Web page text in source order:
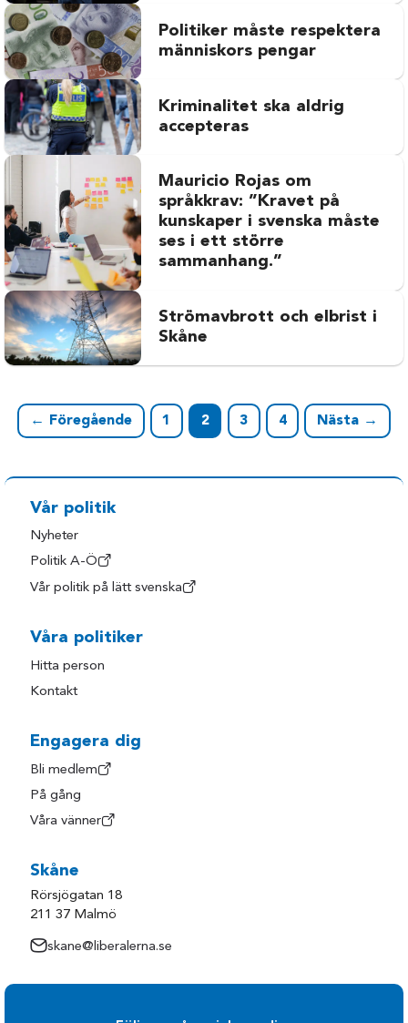
Politiker måste respektera
människors pengar
Kriminalitet ska aldrig
accepteras
Mauricio Rojas om
språkkrav: ”Kravet på
kunskaper i svenska måste
ses i ett större
sammanhang.”
Strömavbrott och elbrist i
Skåne
← Föregående 1 2 3 4 Nästa →
Vår politik
Nyheter
Politik A-Ö
Vår politik på lätt svenska
Våra politiker
Hitta person
Kontakt
Engagera dig
Bli medlem
På gång
Våra vänner
Skåne
Rörsjögatan 18
211 37 Malmö
skane@liberalerna.se